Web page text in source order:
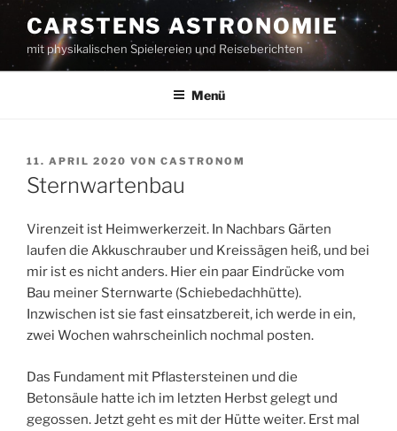
Zum
Inhalt
springen
CARSTENS ASTRONOMIE
mit physikalischen Spielereien und Reiseberichten
Menü
VERÖFFENTLICHT
AM
11. APRIL 2020 VON CASTRONOM
Sternwartenbau
Virenzeit ist Heimwerkerzeit. In Nachbars Gärten
laufen die Akkuschrauber und Kreissägen heiß, und bei
mir ist es nicht anders. Hier ein paar Eindrücke vom
Bau meiner Sternwarte (Schiebedachhütte).
Inzwischen ist sie fast einsatzbereit, ich werde in ein,
zwei Wochen wahrscheinlich nochmal posten.
Das Fundament mit Pflastersteinen und die
Betonsäule hatte ich im letzten Herbst gelegt und
gegossen. Jetzt geht es mit der Hütte weiter. Erst mal